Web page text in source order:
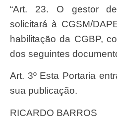
“Art. 23. O gestor de saúde responsável
solicitará à CGSM/
habilitação da CGBP,
dos seguintes
Art. 3º Esta Portaria entra em vigor na data de
sua publicação.
RICARDO BARROS